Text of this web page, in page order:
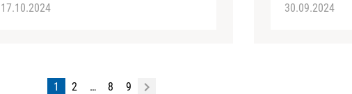
17.10.2024 30.09.2024
1 2 … 8 9